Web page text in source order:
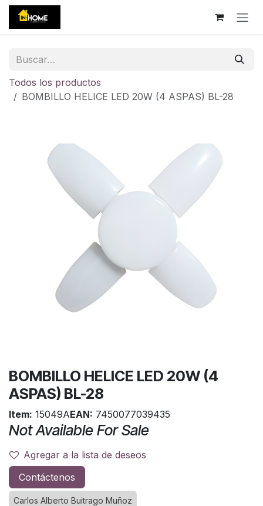
Ir al contenido
Todos los productos
BOMBILLO HELICE LED 20W (4 ASPAS) BL-28
BOMBILLO HELICE LED 20W (4
ASPAS) BL-28
Item: 15049AEAN: 7450077039435
Not Available For Sale
Agregar a la lista de deseos
Contáctenos
Carlos Alberto Buitrago Muñoz